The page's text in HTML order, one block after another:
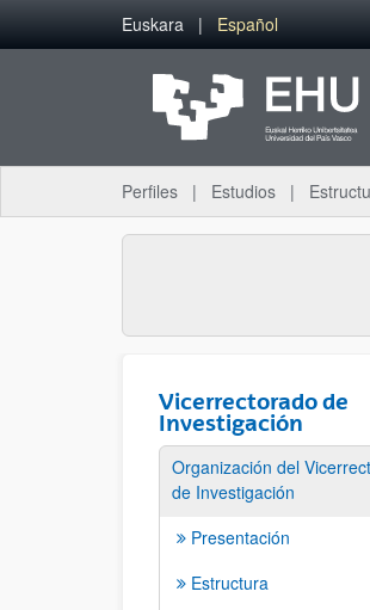
Saltar al contenido principal
Euskara Español
Perfiles Estudios
Vicerrectorado de
Investigación
Organización del
de Investigación
Presentación
Estructura